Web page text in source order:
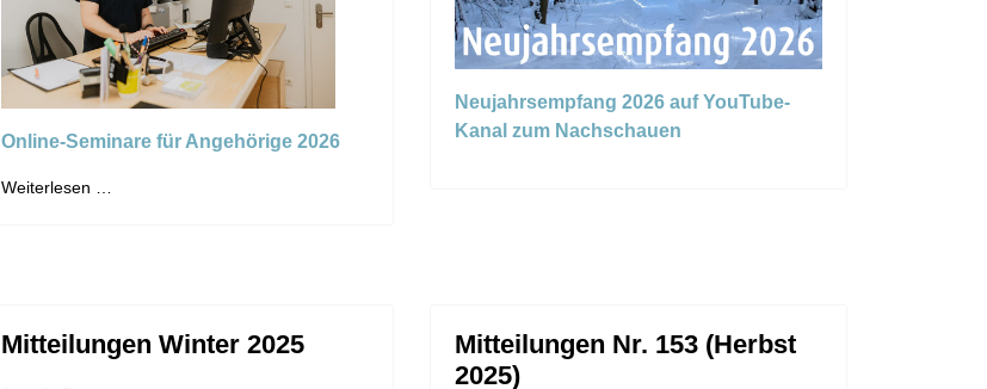
Online-Seminare für Angehörige 2026
Weiterlesen …
Neujahrsempfang 2026 auf YouTube-
Kanal zum Nachschauen
Mitteilungen Winter 2025
Mitteilungen Nr. 153 (Herbst
2025)